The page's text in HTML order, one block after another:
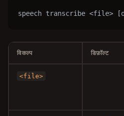
speech transcribe <file>
विकल्प डिफ़ॉल्ट
<file>